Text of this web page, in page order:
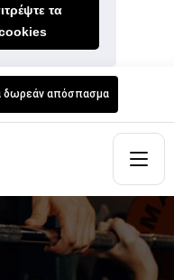
τα
δωρεάν απόσπασμα